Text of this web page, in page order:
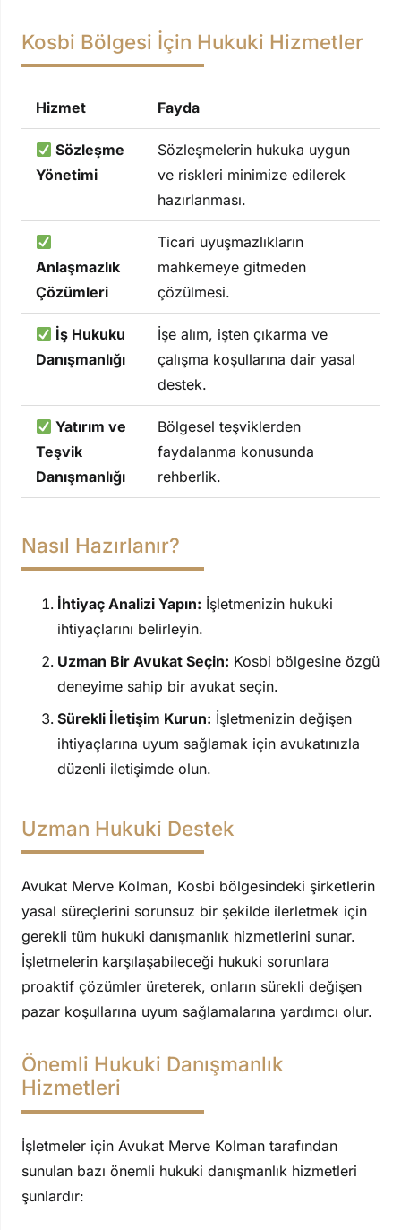
Kosbi Bölgesi İçin Hukuki Hizmetler
Hizmet Fayda
Sözleşme
Yönetimi
Sözleşmelerin hukuka uygun
ve riskleri minimize edilerek
hazırlanması.
Anlaşmazlık
Çözümleri
Ticari uyuşmazlıkların
mahkemeye gitmeden
çözülmesi.
İş Hukuku
Danışmanlığı
İşe alım, işten çıkarma ve
çalışma koşullarına dair yasal
destek.
Yatırım ve
Teşvik
Danışmanlığı
Bölgesel teşviklerden
faydalanma konusunda
rehberlik.
Nasıl Hazırlanır?
İhtiyaç Analizi Yapın: İşletmenizin hukuki
ihtiyaçlarını belirleyin.
Uzman Bir Avukat Seçin: Kosbi bölgesine özgü
deneyime sahip bir avukat seçin.
Sürekli İletişim Kurun: İşletmenizin değişen
ihtiyaçlarına uyum sağlamak için avukatınızla
düzenli iletişimde olun.
Uzman Hukuki Destek
Avukat Merve Kolman, Kosbi bölgesindeki şirketlerin
yasal süreçlerini sorunsuz bir şekilde ilerletmek için
gerekli tüm hukuki danışmanlık hizmetlerini sunar.
İşletmelerin karşılaşabileceği hukuki sorunlara
proaktif çözümler üreterek, onların sürekli değişen
pazar koşullarına uyum sağlamalarına yardımcı olur.
Önemli Hukuki Danışmanlık
Hizmetleri
İşletmeler için Avukat Merve Kolman tarafından
sunulan bazı önemli hukuki danışmanlık hizmetleri
şunlardır: